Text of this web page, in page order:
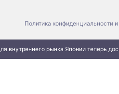
Политика конфиденциальности
внутреннего рынка Японии теперь